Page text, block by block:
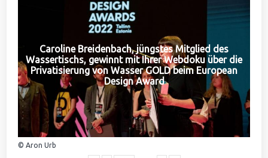
Caroline Breidenbach, jüngstes Mitglied des
Wassertischs, gewinnt mit Ihrer Webdoku über die
Privatisierung von Wasser GOLD beim European
Design Award
© Aron Urb